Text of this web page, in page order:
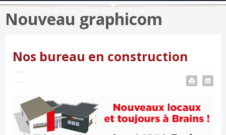
Nouveau graphicom
Nos bureau en construction